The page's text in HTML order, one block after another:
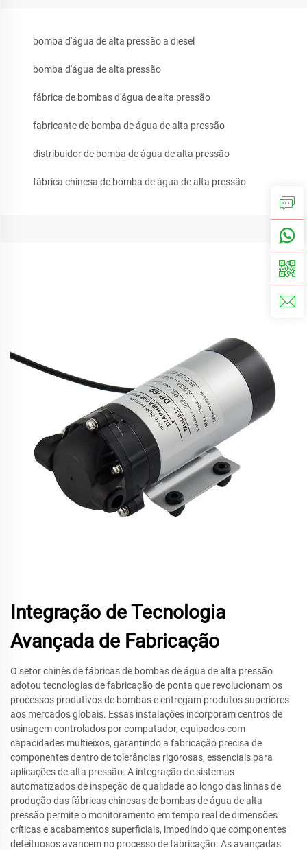
bomba d'água de alta pressão a diesel
bomba d'água de alta pressão
fábrica de bombas d'água de alta pressão
fabricante de bomba de água de alta pressão
distribuidor de bomba de água de alta pressão
fábrica chinesa de bomba de água de alta pressão
Integração de Tecnologia
Avançada de Fabricação
O setor chinês de fábricas de bombas de água de alta pressão
adotou tecnologias de fabricação de ponta que revolucionam os
processos produtivos de bombas e entregam produtos superiores
aos mercados globais. Essas instalações incorporam centros de
usinagem controlados por computador, equipados com
capacidades multieixos, garantindo a fabricação precisa de
componentes dentro de tolerâncias rigorosas, essenciais para
aplicações de alta pressão. A integração de sistemas
automatizados de inspeção de qualidade ao longo das linhas de
produção das fábricas chinesas de bombas de água de alta
pressão permite o monitoramento em tempo real de dimensões
críticas e acabamentos superficiais, impedindo que componentes
defeituosos avancem no processo de fabricação. As avançadas